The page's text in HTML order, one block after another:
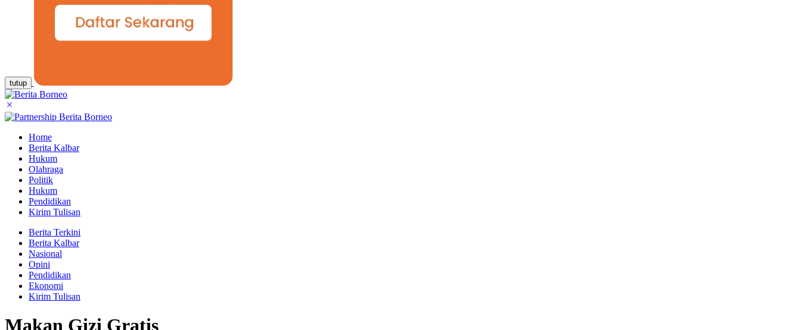
tutup
Home
Berita Kalbar
Hukum
Olahraga
Politik
Hukum
Pendidikan
Kirim Tulisan
Berita Terkini
Berita Kalbar
Nasional
Opini
Pendidikan
Ekonomi
Kirim Tulisan
Makan Gizi Gratis